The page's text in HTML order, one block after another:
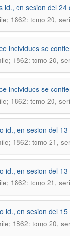
id., en sesion del 24
1862: tomo 20,
individuos se
1862: tomo 20,
individuos se
1862: tomo 20,
id., en sesion del
1862: tomo 21,
id., en sesion del
1862: tomo 21,
id., en sesion del 15
1862: tomo 20,